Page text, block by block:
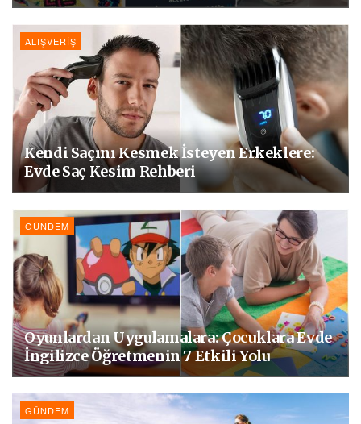
ALIŞVERIŞ
Kendi Saçını Kesmek İsteyen Erkeklere:
Evde Saç Kesim Rehberi
GÜNDEM
Oyunlardan Uygulamalara: Çocuklara Evde
İngilizce Öğretmenin 7 Etkili Yolu
GÜNDEM